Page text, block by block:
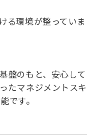
る環境が整っていま
盤のもと、安心して
たマネジメントスキ
です。